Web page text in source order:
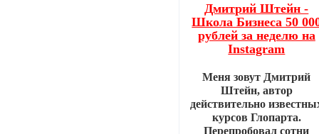
Дмитрий Штейн -
Школа Бизнеса 50
рублей за неделю на
Instagram
Меня зовут Дмитрий
Штейн, автор
действительно
курсов Глопарта.
Перепробовал сотни